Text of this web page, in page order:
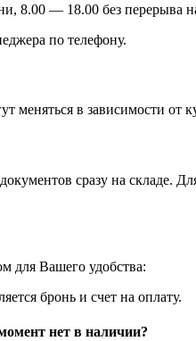
8.00 — 18.00 без перерыва
по телефону.
меняться в зависимости
сразу на складе.
для Вашего удобства:
бронь и счет на оплату.
нет в наличии?